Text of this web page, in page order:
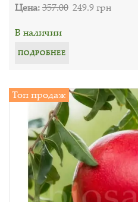
Цена:357.00 249.9 грн
В наличии
ПОДРОБНЕЕ
Топ продаж